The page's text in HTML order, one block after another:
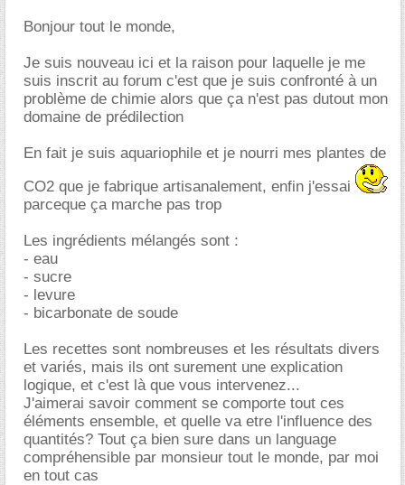
Bonjour tout le monde,
Je suis nouveau ici et la raison pour laquelle je me
suis inscrit au forum c'est que je suis confronté à un
problème de chimie alors que ça n'est pas dutout mon
domaine de prédilection
En fait je suis aquariophile et je nourri mes plantes de
CO2 que je fabrique artisanalement, enfin j'essai
parceque ça marche pas trop
Les ingrédients mélangés sont :
- eau
- sucre
- levure
- bicarbonate de soude
Les recettes sont nombreuses et les résultats divers
et variés, mais ils ont surement une explication
logique, et c'est là que vous intervenez...
J'aimerai savoir comment se comporte tout ces
éléments ensemble, et quelle va etre l'influence des
quantités? Tout ça bien sure dans un language
compréhensible par monsieur tout le monde, par moi
en tout cas